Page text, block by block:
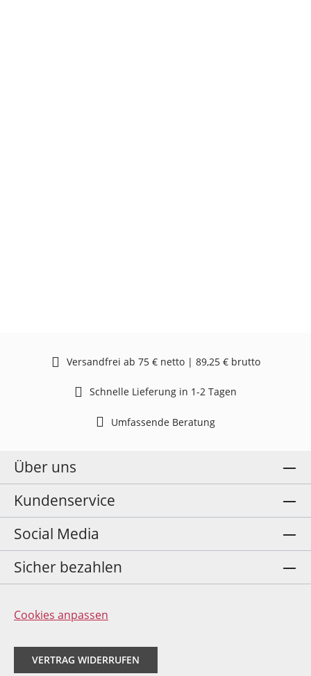
Versandfrei ab 75 € netto | 89,25 € brutto
Schnelle Lieferung in 1-2 Tagen
Umfassende Beratung
Über uns
Kundenservice
Social Media
Sicher bezahlen
Cookies anpassen
VERTRAG WIDERRUFEN